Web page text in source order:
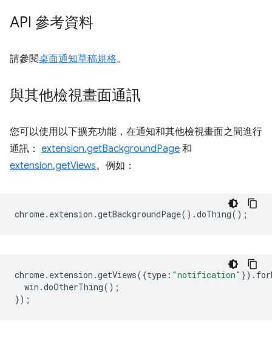
API 參考資料
請參閱桌面通知草稿規格。
與其他檢視畫面通訊
您可以使用以下擴充功能，在通知和其他檢視畫面之間進行
通訊： extension.getBackgroundPage 和
extension.getViews。例如：
chrome. extension .getBackgroundPage().doThing();
chrome. extension .getViews({type : "notification" }).
win .doOtherThing();
});